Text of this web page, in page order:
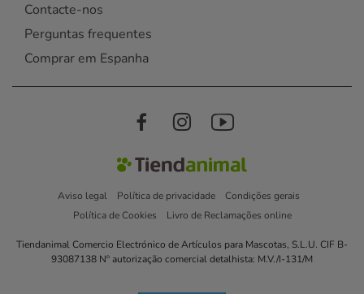
Contacte-nos
Perguntas frequentes
Comprar em Espanha
Aviso legal Política de privacidade
Condições gerais
Política de Cookies
Livro de Reclamações online
Tiendanimal Comercio Electrónico de Artículos para Mascotas, S.L.U. CIF B-
93087138 Nº autorização comercial detalhista: M.V./I-131/M